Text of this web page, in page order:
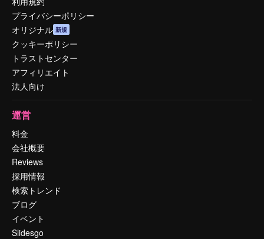
プライバシーポリシー
オリジナル 新規
クッキーポリシー
トラストセンター
アフィリエイト
法人向け
運営
料金
会社概要
Reviews
採用情報
検索トレンド
ブログ
イベント
Slidesgo